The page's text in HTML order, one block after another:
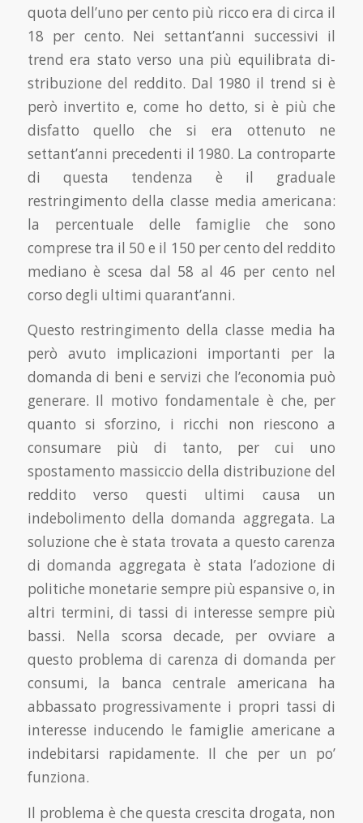
quota dell’uno per cento più ricco era di circa il
18 per cento. Nei settant’anni successivi il
trend era stato verso una più equilibrata di­
stribuzione del reddito. Dal 1980 il trend si è
però invertito e, come ho detto, si è più che
disfatto quello che si era ottenuto ne
settant’anni precedenti il 1980. La controparte
di questa tendenza è il graduale
restringimento della classe media americana:
la percentuale delle famiglie che sono
comprese tra il 50 e il 150 per cento del reddito
mediano è scesa dal 58 al 46 per cento nel
corso degli ultimi quarant’anni.
Questo restringimento della classe media ha
però avuto implicazioni importanti per la
domanda di beni e servizi che l’economia può
generare. Il motivo fondamentale è che, per
quanto si sfor­zino, i ricchi non riescono a
consumare più di tanto, per cui uno
spostamento massiccio della distribuzione del
reddito verso questi ultimi causa un
indebolimento della domanda aggregata. La
soluzione che è stata trovata a questo carenza
di domanda aggregata è stata l’adozione di
politiche monetarie sempre più espansive o, in
altri termini, di tassi di interesse sempre più
bassi. Nella scorsa decade, per ovviare a
questo problema di carenza di domanda per
consumi, la banca centrale americana ha
abbassato progressivamente i propri tassi di
interesse inducendo le famiglie americane a
indebitarsi rapidamente. Il che per un po’
funziona.
Il problema è che questa crescita drogata, non